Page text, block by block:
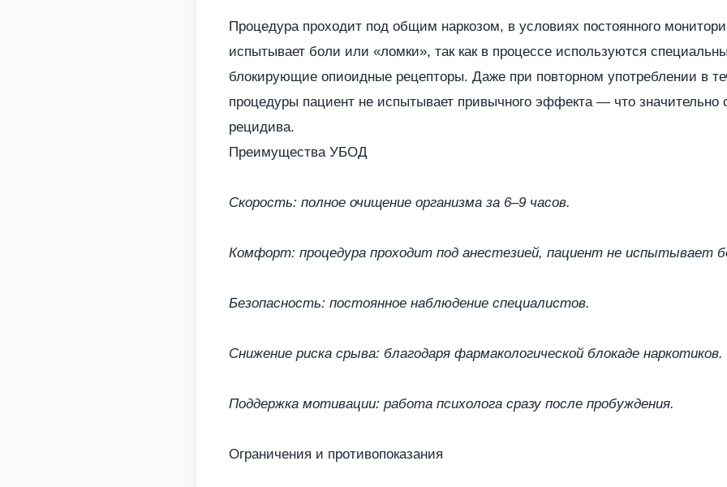
Процедура проходит под общим наркозом, в условиях постоянного
испытывает боли или «ломки», так как в процессе используются
блокирующие опиоидные рецепторы. Даже при повторном употреблении в
процедуры пациент не испытывает привычного эффекта — что значительно
рецидива.
Преимущества УБОД
Скорость: полное очищение организма за 6–9 часов.
Комфорт: процедура проходит под анестезией, пациент не испытывает
Безопасность: постоянное наблюдение специалистов.
Снижение риска срыва: благодаря фармакологической блокаде наркотиков.
Поддержка мотивации: работа психолога сразу после пробуждения.
Ограничения и противопоказания